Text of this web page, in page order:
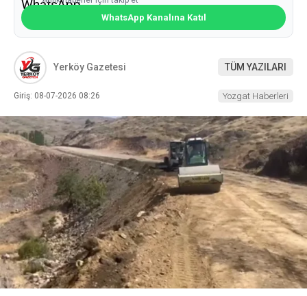
WhatsApp Kanalına Katıl
Yerköy Gazetesi TÜM YAZILARI
Giriş: 08-07-2026 08:26 Yozgat Haberleri